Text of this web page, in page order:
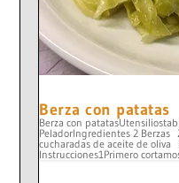
Berza con patatas
Berza con
PeladorIngredientes 2
cucharadas de aceite de oliva
Instrucciones1Primero